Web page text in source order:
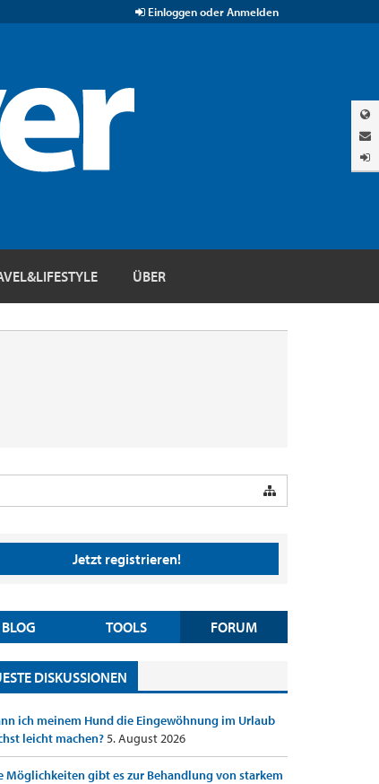
Einloggen oder Anmelden
ÜBER
Jetzt registrieren!
BLOG TOOLS FORUM
DISKUSSIONEN
ich meinem Hund die Eingewöhnung im Urlaub
leicht machen?5. August 2026
Möglichkeiten gibt es zur Behandlung von starkem